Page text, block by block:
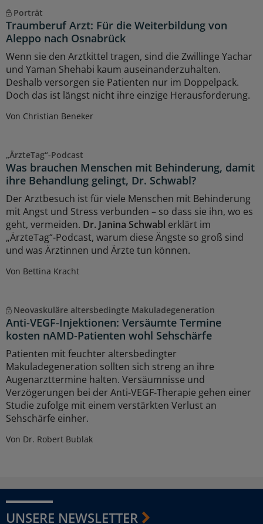
Porträt
Traumberuf Arzt: Für die Weiterbildung von
Aleppo nach Osnabrück
Wenn sie den Arztkittel tragen, sind die Zwillinge Yachar
und Yaman Shehabi kaum auseinanderzuhalten.
Deshalb versorgen sie Patienten nur im Doppelpack.
Doch das ist längst nicht ihre einzige Herausforderung.
Von Christian Beneker
„ÄrzteTag“-Podcast
Was brauchen Menschen mit Behinderung, damit
ihre Behandlung gelingt, Dr. Schwabl?
Der Arztbesuch ist für viele Menschen mit Behinderung
mit Angst und Stress verbunden – so dass sie ihn, wo es
geht, vermeiden. Dr. Janina Schwabl erklärt im
„ÄrzteTag“-Podcast, warum diese Ängste so groß sind
und was Ärztinnen und Ärzte tun können.
Von Bettina Kracht
Neovaskuläre altersbedingte Makuladegeneration
Anti-VEGF-Injektionen: Versäumte Termine
kosten nAMD-Patienten wohl Sehschärfe
Patienten mit feuchter altersbedingter
Makuladegeneration sollten sich streng an ihre
Augenarzttermine halten. Versäumnisse und
Verzögerungen bei der Anti-VEGF-Therapie gehen einer
Studie zufolge mit einem verstärkten Verlust an
Sehschärfe einher.
Von Dr. Robert Bublak
UNSERE NEWSLETTER